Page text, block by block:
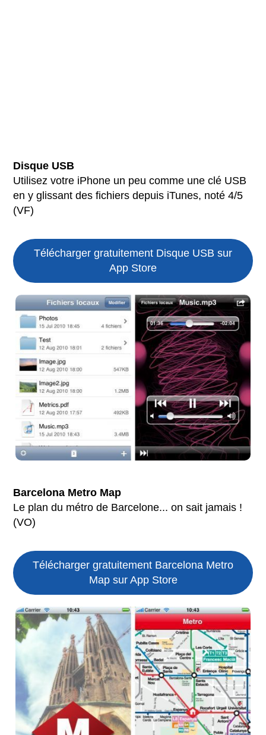
Disque USB
Utilisez votre iPhone un peu comme une clé USB
en y glissant des fichiers depuis iTunes, noté 4/5
(VF)
Télécharger gratuitement Disque USB sur
App Store
Barcelona Metro Map
Le plan du métro de Barcelone... on sait jamais !
(VO)
Télécharger gratuitement Barcelona Metro
Map sur App Store